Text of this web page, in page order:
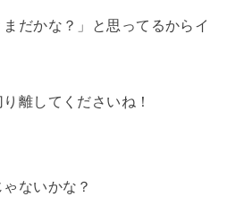
だかな？」と思ってるからイ
離してくださいね！
ないかな？